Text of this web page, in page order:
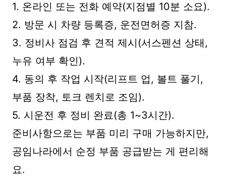
1. 온라인 또는 전화 예약(지점별 10분 소요).
2. 방문 시 차량 등록증, 운전면허증 지참.
3. 정비사 점검 후 견적 제시(서스펜션 상태,
누유 여부 확인).
4. 동의 후 작업 시작(리프트 업, 볼트 풀기,
부품 장착, 토크 렌치로 조임).
5. 시운전 후 정비 완료(총 1~3시간).
준비사항으로는 부품 미리 구매 가능하지만,
공임나라에서 순정 부품 공급받는 게 편리해
요.